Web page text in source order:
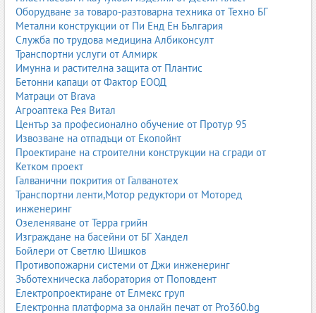
Оборудване за товаро-разтоварна техника от Техно БГ
Метални конструкции от Пи Енд Ен България
Служба по трудова медицина Албиконсулт
Транспортни услуги от Алмирк
Имунна и растителна защита от Плантис
Бетонни капаци от Фактор ЕООД
Матраци от Brava
Агроаптека Рея Витал
Център за професионално обучение от Протур 95
Извозване на отпадъци от Екопойнт
Проектиране на строителни конструкции на сгради от
Кетком проект
Галванични покрития от Галванотех
Транспортни ленти,Мотор редуктори от Моторед
инженеринг
Озеленяване от Терра грийн
Изграждане на басейни от БГ Хандел
Бойлери от Светлю Шишков
Противопожарни системи от Джи инженеринг
Зъботехническа лаборатория от Поповдент
Електропроектиране от Елмекс груп
Електронна платформа за онлайн печат от Pro360.bg